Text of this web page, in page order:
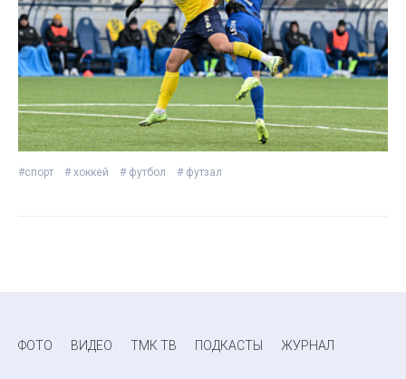
#спорт # хоккей # футбол # футзал
ФОТО ВИДЕО ТМК ТВ ПОДКАСТЫ ЖУРНАЛ